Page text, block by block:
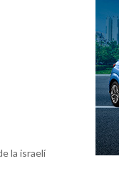
la israelí